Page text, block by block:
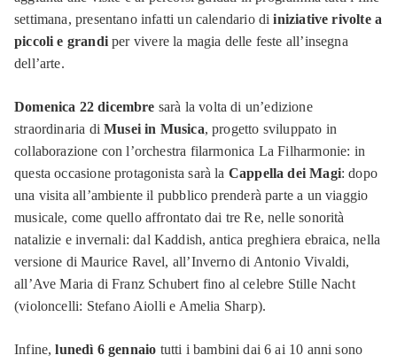
settimana, presentano infatti un calendario diiniziative rivolte a
piccoli e grandiper vivere la magia delle feste all’insegna
dell’arte.
Domenica 22 dicembre sarà la volta di un’edizione
straordinaria diMusei in Musica, progetto sviluppato in
collaborazione con l’orchestra filarmonica La Filharmonie: in
questa occasione protagonista sarà la Cappella dei Magi: dopo
una visita all’ambiente il pubblico prenderà parte a un viaggio
musicale, come quello affrontato dai tre Re, nelle sonorità
natalizie e invernali: dal Kaddish, antica preghiera ebraica, nella
versione di Maurice Ravel, all’Inverno di Antonio Vivaldi,
all’Ave Maria di Franz Schubert fino al celebre Stille Nacht
(violoncelli: Stefano Aiolli e Amelia Sharp).
Infine,lunedì 6 gennaio tutti i bambini dai 6 ai 10 anni sono